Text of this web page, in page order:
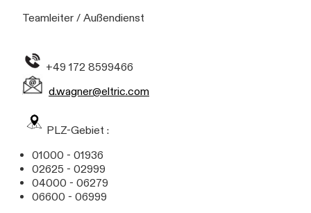
Teamleiter / Außendienst
+49 172 8599466
d.wagner@eltric.com
PLZ-Gebiet :
01000 - 01936
02625 - 02999
04000 - 06279
06600 - 06999